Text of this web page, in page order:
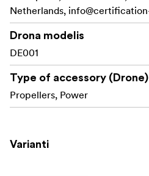
Netherlands,
Drona modelis
DE001
Type of accessory (Drone)
Propellers, Power
Varianti